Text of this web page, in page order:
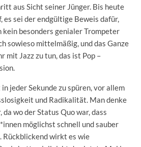
aus Sicht seiner Jünger. Bis heute
es sei der endgültige Beweis dafür,
kein besonders genialer Trompeter
sowieso mittelmäßig, und das Ganze
mit Jazz zu tun, das ist Pop –
jeder Sekunde zu spüren, vor allem
und Radikalität. Man denke
wo der Status Quo war, dass
möglichst schnell und sauber
Rückblickend wirkt es wie